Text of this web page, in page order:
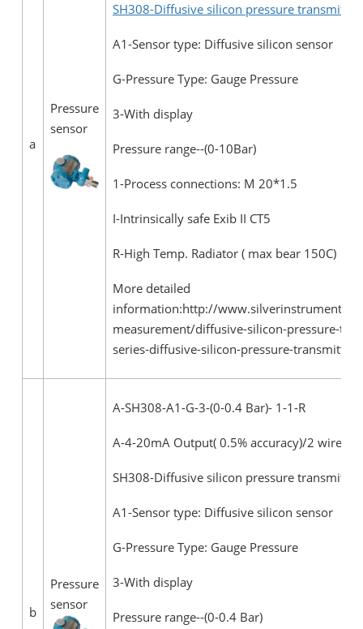
a
Pressure
sensor
SH308-Diffusive silicon pressure transmitter
A1-Sensor type: Diffusive silicon sensor
G-Pressure Type: Gauge Pressure
3-With display
Pressure range--(0-10Bar)
1-Process connections: M 20*1.5
I-Intrinsically safe Exib II CT5
R-High Temp. Radiator ( max bear 150C)
More detailed
information:http://
measurement/diffusive-silicon-pressure-
series-diffusive-silicon-pressure-
b
Pressure
sensor
A-SH308-A1-G-3-(0-0.4 Bar)- 1-1-R
A-4-20mA Output( 0.5% accuracy)/2 wire
SH308-Diffusive silicon pressure transmitter
A1-Sensor type: Diffusive silicon sensor
G-Pressure Type: Gauge Pressure
3-With display
Pressure range--(0-0.4 Bar)